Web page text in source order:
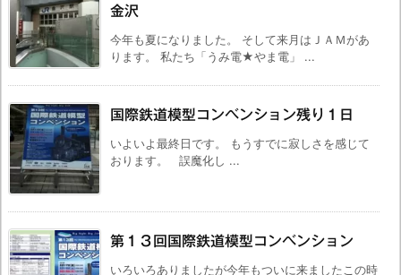
金沢
今年も夏になりました。 そして来月はＪＡＭがあ
ります。 私たち「うみ電★やま電」 ...
国際鉄道模型コンベンション残り１日
いよいよ最終日です。 もうすでに寂しさを感じて
おります。 誤魔化し ...
第１３回国際鉄道模型コンベンション
いろいろありましたが今年もついに来ましたこの時